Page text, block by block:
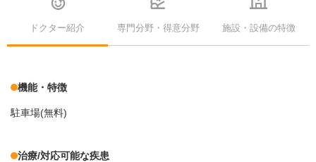
ドクター紹介 専門分野・得意分野 施設・設備の特徴
機能・特徴
駐車場(無料)
治療/対応可能な疾患